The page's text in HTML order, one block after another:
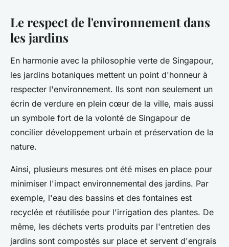
Le respect de l'environnement dans
les jardins
En harmonie avec la philosophie verte de Singapour,
les jardins botaniques mettent un point d'honneur à
respecter l'environnement. Ils sont non seulement un
écrin de verdure en plein cœur de la ville, mais aussi
un symbole fort de la volonté de Singapour de
concilier développement urbain et préservation de la
nature.
Ainsi, plusieurs mesures ont été mises en place pour
minimiser l'impact environnemental des jardins. Par
exemple, l'eau des bassins et des fontaines est
recyclée et réutilisée pour l'irrigation des plantes. De
même, les déchets verts produits par l'entretien des
jardins sont compostés sur place et servent d'engrais